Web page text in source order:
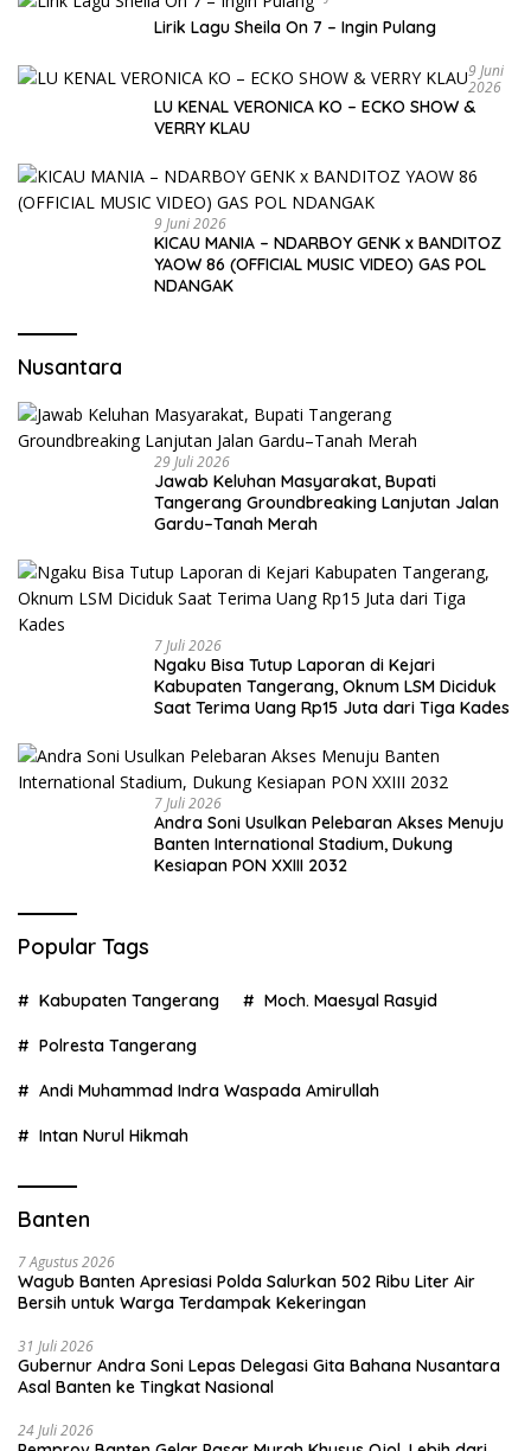
Lirik Lagu Sheila On 7 – Ingin Pulang
9 Juni
2026
LU KENAL VERONICA KO – ECKO SHOW &
VERRY KLAU
9 Juni 2026
KICAU MANIA – NDARBOY GENK x BANDITOZ
YAOW 86 (OFFICIAL MUSIC VIDEO) GAS POL
NDANGAK
Nusantara
29 Juli 2026
Jawab Keluhan Masyarakat, Bupati
Tangerang Groundbreaking Lanjutan Jalan
Gardu–Tanah Merah
7 Juli 2026
Ngaku Bisa Tutup Laporan di Kejari
Kabupaten Tangerang, Oknum LSM Diciduk
Saat Terima Uang Rp15 Juta dari Tiga Kades
7 Juli 2026
Andra Soni Usulkan Pelebaran Akses Menuju
Banten International Stadium, Dukung
Kesiapan PON XXIII 2032
Popular Tags
Kabupaten Tangerang Moch. Maesyal Rasyid
Polresta Tangerang
Andi Muhammad Indra Waspada Amirullah
Intan Nurul Hikmah
Banten
7 Agustus 2026
Wagub Banten Apresiasi Polda Salurkan 502 Ribu Liter Air
Bersih untuk Warga Terdampak Kekeringan
31 Juli 2026
Gubernur Andra Soni Lepas Delegasi Gita Bahana Nusantara
Asal Banten ke Tingkat Nasional
24 Juli 2026